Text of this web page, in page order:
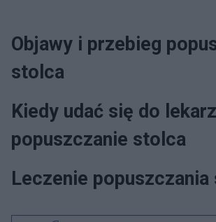
Objawy i przebieg
stolca
Kiedy udać się do
popuszczanie stolca
Leczenie